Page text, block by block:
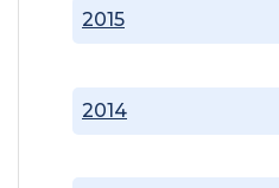
2014
2015